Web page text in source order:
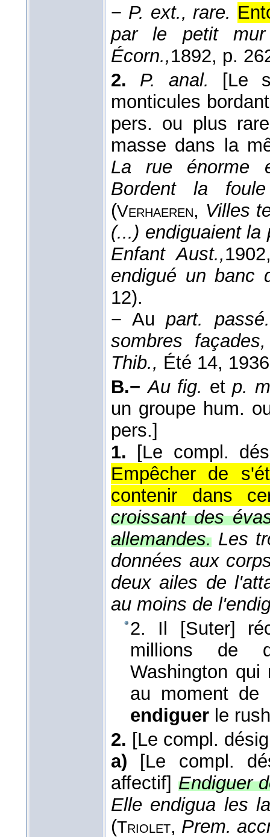
− P. ext., rare.
par le petit
Écorn.,1892, p.
2.
P. anal.
[Le
monticules
pers. ou plus
masse dans la
La rue énorme
Bordent la
(Verhaeren, Villes
(...) endiguaient la
Enfant Aust.,1902
endigué un banc
12).
− Aupart. passé.
sombres
Thib., Été 14, 1936
B.− Au fig. etp.
un groupe hum.
pers.]
1.
[Le compl.
Empêcher de
contenir dans
croissant des
allemandes. Les
données aux
deux ailes de
au moins de
2. Il [Suter]
millions de
Washington
au moment de
endiguer le
2. [Le compl.
a)
[Le compl.
affectif] Endiguer
Elle endigua les
(Triolet, Prem.